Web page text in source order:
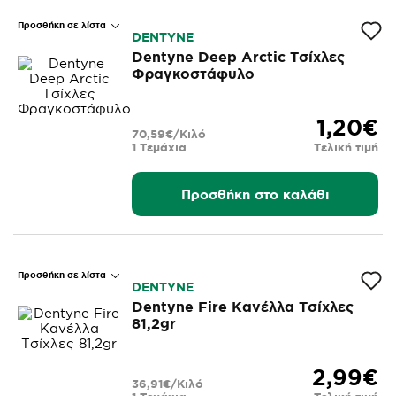
Προσθήκη σε λίστα
DENTYNE
Dentyne Deep Arctic Τσίχλες
Φραγκοστάφυλο
1,20€
Τελική τιμή
1 Τεμάχια
70,59€/Κιλό
Προσθήκη στο καλάθι
Προσθήκη σε λίστα
DENTYNE
Dentyne Fire Κανέλλα Τσίχλες
81,2gr
2,99€
36,91€/Κιλό